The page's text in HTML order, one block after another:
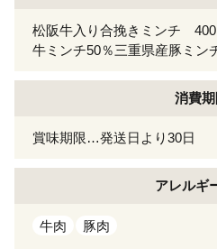
松阪牛入り合挽きミンチ
牛ミンチ50％三重県産豚ミン
消費
賞味期限…発送日より30日
アレルギ
牛肉 豚肉